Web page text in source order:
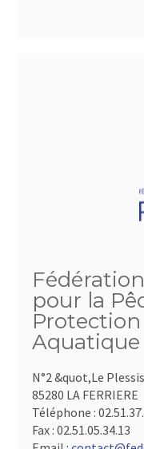
pour la
Aquatique
N°2 &quot,Le
85280 LA FERRIERE
Téléphone :
Fax : 02.51.05.34.13